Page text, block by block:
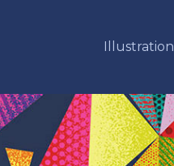
Illustration